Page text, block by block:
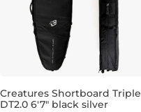
Creatures Shortboard Triple
DT2.0 6'7" black silver